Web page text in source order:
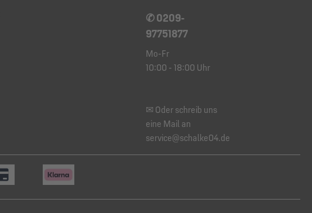
✆ 0209-
97751877
Mo-Fr
10:00 - 18:00 Uhr
✉ Oder schreib uns
eine Mail an
service@schalke04.de